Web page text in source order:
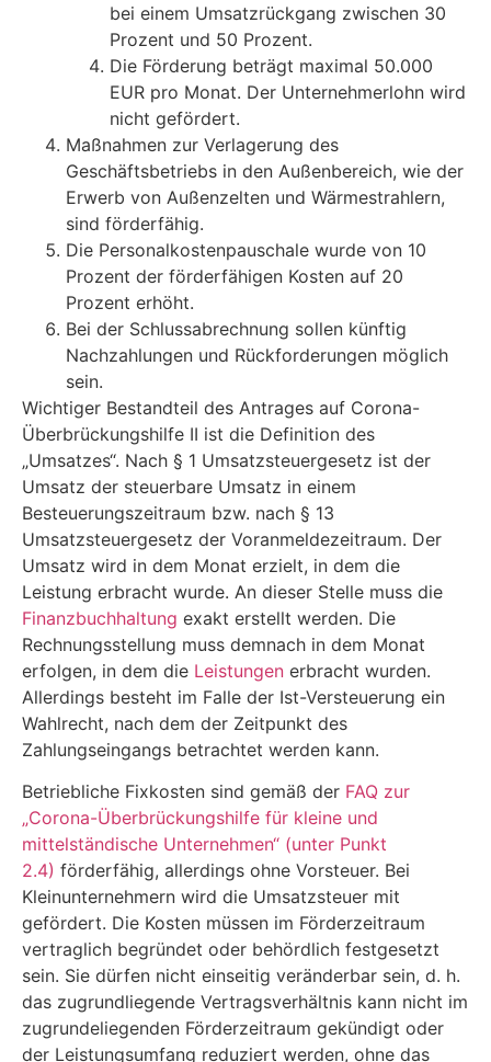
bei einem Umsatzrückgang zwischen 30
Prozent und 50 Prozent.
Die Förderung beträgt maximal 50.000
EUR pro Monat. Der Unternehmerlohn wird
nicht gefördert.
Maßnahmen zur Verlagerung des
Geschäftsbetriebs in den Außenbereich, wie der
Erwerb von Außenzelten und Wärmestrahlern,
sind förderfähig.
Die Personalkostenpauschale wurde von 10
Prozent der förderfähigen Kosten auf 20
Prozent erhöht.
Bei der Schlussabrechnung sollen künftig
Nachzahlungen und Rückforderungen möglich
sein.
Wichtiger Bestandteil des Antrages auf Corona-
Überbrückungshilfe II ist die Definition des
„Umsatzes“. Nach § 1 Umsatzsteuergesetz ist der
Umsatz der steuerbare Umsatz in einem
Besteuerungszeitraum bzw. nach § 13
Umsatzsteuergesetz der Voranmeldezeitraum. Der
Umsatz wird in dem Monat erzielt, in dem die
Leistung erbracht wurde. An dieser Stelle muss die
Finanzbuchhaltung exakt erstellt werden. Die
Rechnungsstellung muss demnach in dem Monat
erfolgen, in dem die Leistungen erbracht wurden.
Allerdings besteht im Falle der Ist-Versteuerung ein
Wahlrecht, nach dem der Zeitpunkt des
Zahlungseingangs betrachtet werden kann.
Betriebliche Fixkosten sind gemäß der FAQ zur
„Corona-Überbrückungshilfe für kleine und
mittelständische Unternehmen“ (unter Punkt
2.4) förderfähig, allerdings ohne Vorsteuer. Bei
Kleinunternehmern wird die Umsatzsteuer mit
gefördert. Die Kosten müssen im Förderzeitraum
vertraglich begründet oder behördlich festgesetzt
sein. Sie dürfen nicht einseitig veränderbar sein, d. h.
das zugrundliegende Vertragsverhältnis kann nicht im
zugrundeliegenden Förderzeitraum gekündigt oder
der Leistungsumfang reduziert werden, ohne das